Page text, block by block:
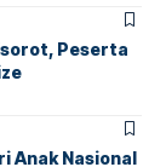
Peserta
Anak Nasional